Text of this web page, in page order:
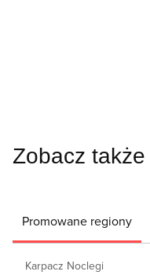
Zobacz także
Promowane regiony
Karpacz Noclegi